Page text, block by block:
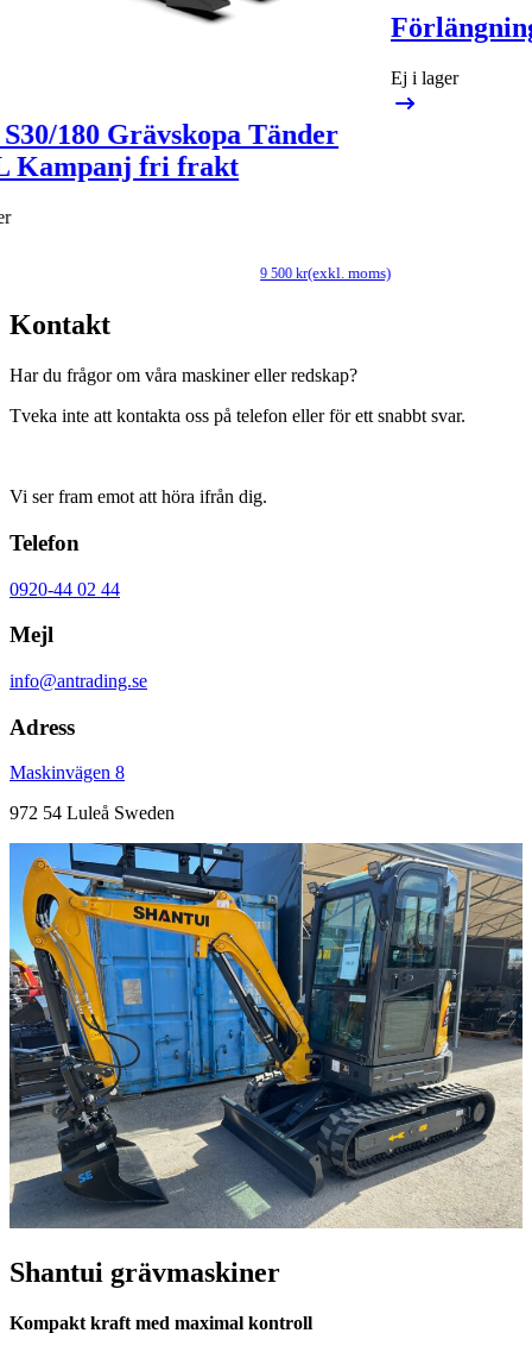
Förlängningsgafflar 2,5 ton
Kontakt
Har du frågor om våra maskiner eller redskap?
Tveka inte att kontakta oss på telefon eller för ett snabbt svar.
Vi ser fram emot att höra ifrån dig.
Telefon
0920-44 02 44
Mejl
info@antrading.se
Adress
Maskinvägen 8
972 54 Luleå Sweden
Shantui grävmaskiner
Kompakt kraft med maximal kontroll